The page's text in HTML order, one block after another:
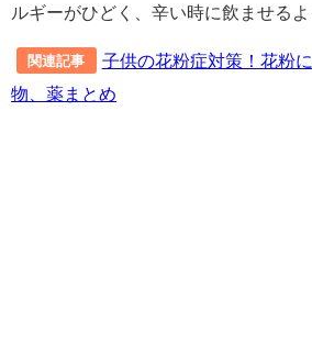
ルギーがひどく、辛い時に飲ませるよ
関連記事
子供の花粉症対策！花粉
物、薬まとめ